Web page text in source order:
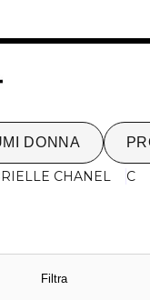
DONNA
CHANEL
Filtra